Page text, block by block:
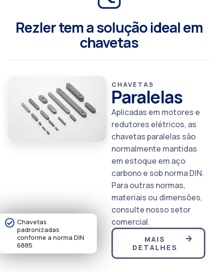
Rezler tem a solução ideal em
chavetas
CHAVETAS
Paralelas
Aplicadas em motores e
redutores elétricos, as
chavetas paralelas são
normalmente mantidas
em estoque em aço
carbono e sob norma DIN.
Para outras normas,
materiais ou dimensões,
consulte nosso setor
comercial.
MAIS
DETALHES
Chavetas
padronizadas
conforme a norma DIN
6885